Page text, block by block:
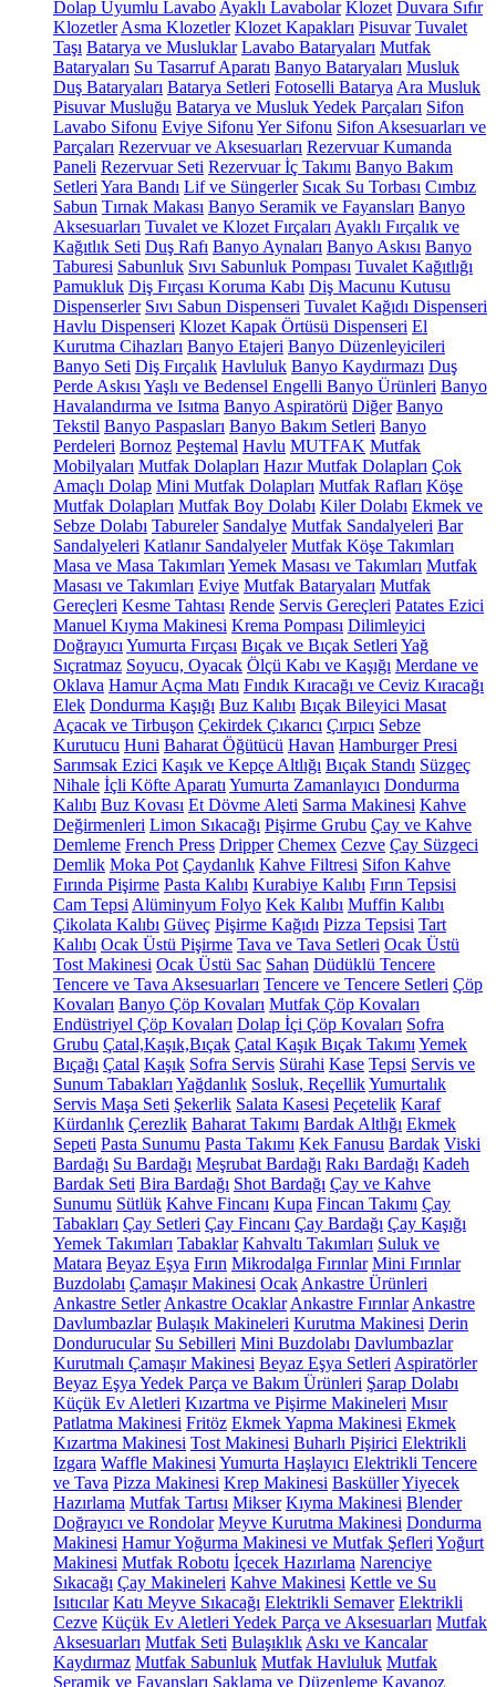
Dolap Uyumlu Lavabo Ayaklı Lavabolar Klozet Duvara Sıfır
Klozetler Asma Klozetler Klozet Kapakları Pisuvar Tuvalet
Taşı Batarya ve Musluklar Lavabo Bataryaları Mutfak
Bataryaları Su Tasarruf Aparatı Banyo Bataryaları Musluk
Duş Bataryaları Batarya Setleri Fotoselli Batarya Ara Musluk
Pisuvar Musluğu Batarya ve Musluk Yedek Parçaları Sifon
Lavabo Sifonu Eviye Sifonu Yer Sifonu Sifon Aksesuarları ve
Parçaları Rezervuar ve Aksesuarları Rezervuar Kumanda
Paneli Rezervuar Seti Rezervuar İç Takımı Banyo Bakım
Setleri Yara Bandı Lif ve Süngerler Sıcak Su Torbası Cımbız
Sabun Tırnak Makası Banyo Seramik ve Fayansları Banyo
Aksesuarları Tuvalet ve Klozet Fırçaları Ayaklı Fırçalık ve
Kağıtlık Seti Duş Rafı Banyo Aynaları Banyo Askısı Banyo
Taburesi Sabunluk Sıvı Sabunluk Pompası Tuvalet Kağıtlığı
Pamukluk Diş Fırçası Koruma Kabı Diş Macunu Kutusu
Dispenserler Sıvı Sabun Dispenseri Tuvalet Kağıdı Dispenseri
Havlu Dispenseri Klozet Kapak Örtüsü Dispenseri El
Kurutma Cihazları Banyo Etajeri Banyo Düzenleyicileri
Banyo Seti Diş Fırçalık Havluluk Banyo Kaydırmazı Duş
Perde Askısı Yaşlı ve Bedensel Engelli Banyo Ürünleri Banyo
Havalandırma ve Isıtma Banyo Aspiratörü Diğer Banyo
Tekstil Banyo Paspasları Banyo Bakım Setleri Banyo
Perdeleri Bornoz Peştemal Havlu MUTFAK Mutfak
Mobilyaları Mutfak Dolapları Hazır Mutfak Dolapları Çok
Amaçlı Dolap Mini Mutfak Dolapları Mutfak Rafları Köşe
Mutfak Dolapları Mutfak Boy Dolabı Kiler Dolabı Ekmek ve
Sebze Dolabı Tabureler Sandalye Mutfak Sandalyeleri Bar
Sandalyeleri Katlanır Sandalyeler Mutfak Köşe Takımları
Masa ve Masa Takımları Yemek Masası ve Takımları Mutfak
Masası ve Takımları Eviye Mutfak Bataryaları Mutfak
Gereçleri Kesme Tahtası Rende Servis Gereçleri Patates Ezici
Manuel Kıyma Makinesi Krema Pompası Dilimleyici
Doğrayıcı Yumurta Fırçası Bıçak ve Bıçak Setleri Yağ
Sıçratmaz Soyucu, Oyacak Ölçü Kabı ve Kaşığı Merdane ve
Oklava Hamur Açma Matı Fındık Kıracağı ve Ceviz Kıracağı
Elek Dondurma Kaşığı Buz Kalıbı Bıçak Bileyici Masat
Açacak ve Tirbuşon Çekirdek Çıkarıcı Çırpıcı Sebze
Kurutucu Huni Baharat Öğütücü Havan Hamburger Presi
Sarımsak Ezici Kaşık ve Kepçe Altlığı Bıçak Standı Süzgeç
Nihale İçli Köfte Aparatı Yumurta Zamanlayıcı Dondurma
Kalıbı Buz Kovası Et Dövme Aleti Sarma Makinesi Kahve
Değirmenleri Limon Sıkacağı Pişirme Grubu Çay ve Kahve
Demleme French Press Dripper Chemex Cezve Çay Süzgeci
Demlik Moka Pot Çaydanlık Kahve Filtresi Sifon Kahve
Fırında Pişirme Pasta Kalıbı Kurabiye Kalıbı Fırın Tepsisi
Cam Tepsi Alüminyum Folyo Kek Kalıbı Muffin Kalıbı
Çikolata Kalıbı Güveç Pişirme Kağıdı Pizza Tepsisi Tart
Kalıbı Ocak Üstü Pişirme Tava ve Tava Setleri Ocak Üstü
Tost Makinesi Ocak Üstü Sac Sahan Düdüklü Tencere
Tencere ve Tava Aksesuarları Tencere ve Tencere Setleri Çöp
Kovaları Banyo Çöp Kovaları Mutfak Çöp Kovaları
Endüstriyel Çöp Kovaları Dolap İçi Çöp Kovaları Sofra
Grubu Çatal,Kaşık,Bıçak Çatal Kaşık Bıçak Takımı Yemek
Bıçağı Çatal Kaşık Sofra Servis Sürahi Kase Tepsi Servis ve
Sunum Tabakları Yağdanlık Sosluk, ReçellikYumurtalık
Servis Maşa Seti Şekerlik Salata Kasesi Peçetelik Karaf
Kürdanlık Çerezlik Baharat Takımı Bardak Altlığı Ekmek
Sepeti Pasta Sunumu Pasta Takımı Kek Fanusu Bardak Viski
Bardağı Su Bardağı Meşrubat Bardağı Rakı Bardağı Kadeh
Bardak Seti Bira Bardağı Shot Bardağı Çay ve Kahve
Sunumu Sütlük Kahve Fincanı Kupa Fincan Takımı Çay
Tabakları Çay Setleri Çay Fincanı Çay Bardağı Çay Kaşığı
Yemek Takımları Tabaklar Kahvaltı Takımları Suluk ve
Matara Beyaz Eşya Fırın Mikrodalga Fırınlar Mini Fırınlar
Buzdolabı Çamaşır Makinesi Ocak Ankastre Ürünleri
Ankastre Setler Ankastre Ocaklar Ankastre Fırınlar Ankastre
Davlumbazlar Bulaşık Makineleri Kurutma Makinesi Derin
Dondurucular Su Sebilleri Mini Buzdolabı Davlumbazlar
Kurutmalı Çamaşır Makinesi Beyaz Eşya Setleri Aspiratörler
Beyaz Eşya Yedek Parça ve Bakım Ürünleri Şarap Dolabı
Küçük Ev Aletleri Kızartma ve Pişirme Makineleri Mısır
Patlatma Makinesi Fritöz Ekmek Yapma Makinesi Ekmek
Kızartma Makinesi Tost Makinesi Buharlı Pişirici Elektrikli
Izgara Waffle Makinesi Yumurta Haşlayıcı Elektrikli Tencere
ve Tava Pizza Makinesi Krep Makinesi BasküllerYiyecek
Hazırlama Mutfak Tartısı Mikser Kıyma Makinesi Blender
Doğrayıcı ve Rondolar Meyve Kurutma Makinesi Dondurma
Makinesi Hamur Yoğurma Makinesi ve Mutfak Şefleri Yoğurt
Makinesi Mutfak Robotu İçecek Hazırlama Narenciye
Sıkacağı Çay Makineleri Kahve Makinesi Kettle ve Su
Isıtıcılar Katı Meyve Sıkacağı Elektrikli Semaver Elektrikli
Cezve Küçük Ev Aletleri Yedek Parça ve Aksesuarları Mutfak
Aksesuarları Mutfak Seti Bulaşıklık Askı ve Kancalar
Kaydırmaz Mutfak Sabunluk Mutfak Havluluk Mutfak
Seramik ve Fayansları Saklama ve Düzenleme Kavanoz